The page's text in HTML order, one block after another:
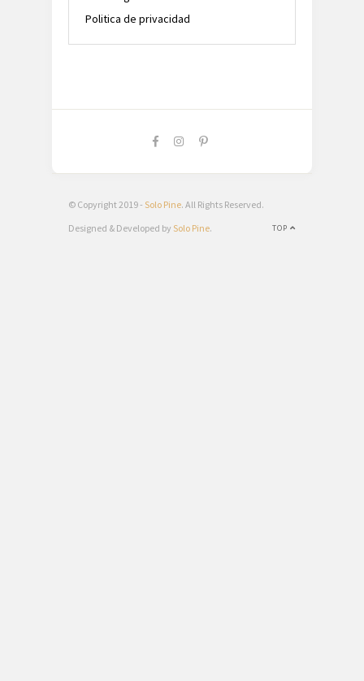
Politica de privacidad
© Copyright 2019 - Solo Pine. All Rights Reserved.
TOP
Designed & Developed by Solo Pine.